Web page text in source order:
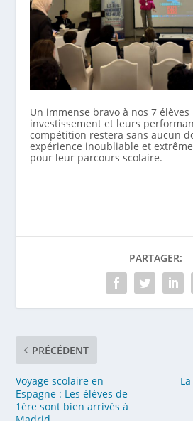
Un immense bravo à nos 7
investissement et leurs
compétition restera sans aucun
expérience inoubliable et
pour leur parcours scolaire.
PARTAGER:
PRÉCÉDENT
Voyage scolaire en
Espagne : Les élèves de
1ère sont bien arrivés à